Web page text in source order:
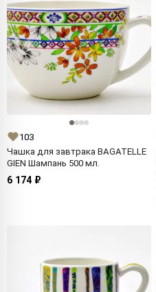
103
Чашка для завтрака BAGATELLE
GIEN Шампань 500 мл.
6 174 ₽